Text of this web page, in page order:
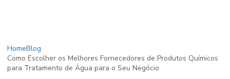
HomeBlog
Como Escolher os Melhores Fornecedores de Produtos Químicos
para Tratamento de Água para o Seu Negócio